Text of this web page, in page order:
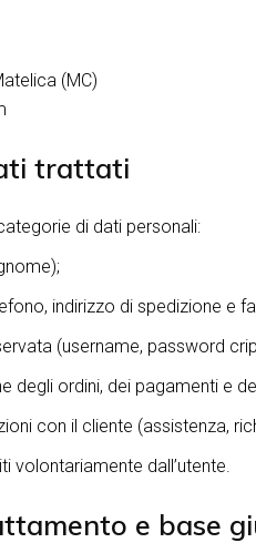
(MC)
trattati
di dati personali:
indirizzo di spedizione e
(username, password
degli ordini, dei pagamenti e
con il cliente (assistenza,
volontariamente dall’utente.
e base